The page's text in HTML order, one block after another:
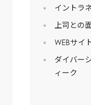
イントラ
上司との
WEBサイ
ダイバー
ィーク